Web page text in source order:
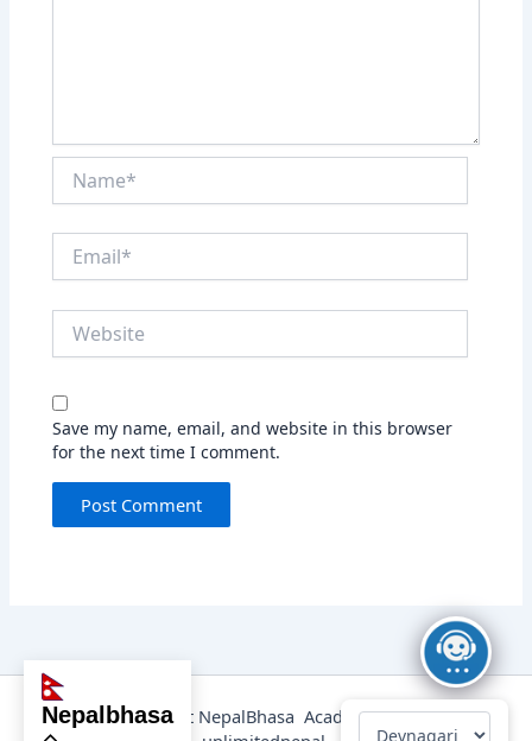
Save my name, email, and website in this browser
for the next time I comment.
@2025 Copyright NepalBhasa Academy Powered by
nepalbhasa